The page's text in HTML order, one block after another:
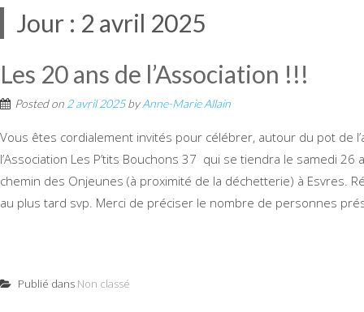
Jour : 2 avril 2025
Les 20 ans de l’Association !!!
Posted on 2 avril 2025byAnne-Marie Allain
Vous êtes cordialement invités pour célébrer, autour du pot de
l’Association Les P’tits Bouchons 37 qui se tiendra le samedi
chemin des Onjeunes (à proximité de la déchetterie) à Esvres.
au plus tard svp. Merci de préciser le nombre de personnes
Publié dans Non classé